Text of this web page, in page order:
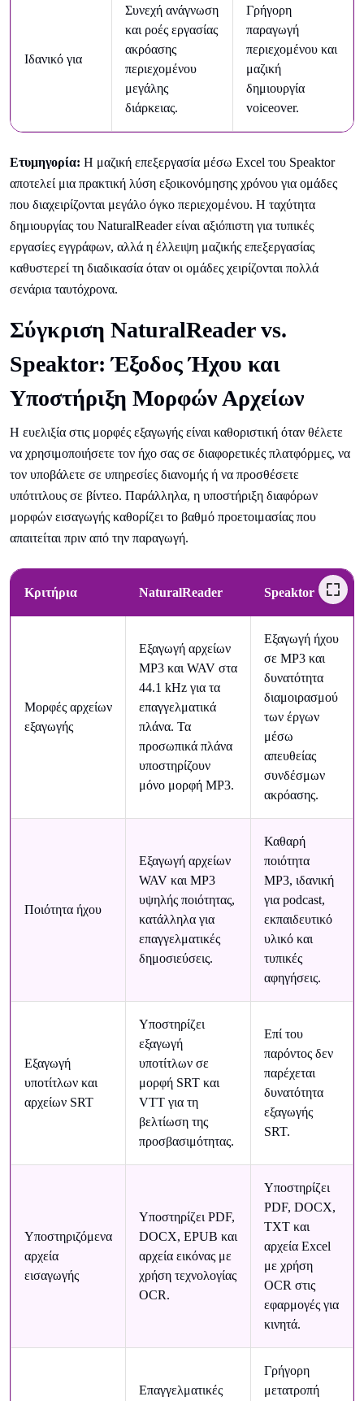
Ιδανικό για
Συνεχή ανάγνωση
και ροές εργασίας
ακρόασης
περιεχομένου
μεγάλης
διάρκειας.
Γρήγορη
παραγωγή
περιεχομένου και
μαζική
δημιουργία
voiceover.
Ετυμηγορία: Η μαζική επεξεργασία μέσω Excel του Speaktor
αποτελεί μια πρακτική λύση εξοικονόμησης χρόνου για ομάδες
που διαχειρίζονται μεγάλο όγκο περιεχομένου. Η ταχύτητα
δημιουργίας του NaturalReader είναι αξιόπιστη για τυπικές
εργασίες εγγράφων, αλλά η έλλειψη μαζικής επεξεργασίας
καθυστερεί τη διαδικασία όταν οι ομάδες χειρίζονται πολλά
σενάρια ταυτόχρονα.
Σύγκριση NaturalReader vs.
Speaktor: Έξοδος Ήχου και
Υποστήριξη Μορφών Αρχείων
Η ευελιξία στις μορφές εξαγωγής είναι καθοριστική όταν θέλετε
να χρησιμοποιήσετε τον ήχο σας σε διαφορετικές πλατφόρμες, να
τον υποβάλετε σε υπηρεσίες διανομής ή να προσθέσετε
υπότιτλους σε βίντεο. Παράλληλα, η υποστήριξη διαφόρων
μορφών εισαγωγής καθορίζει το βαθμό προετοιμασίας που
απαιτείται πριν από την παραγωγή.
Κριτήρια NaturalReader Speaktor
Μορφές αρχείων
εξαγωγής
Εξαγωγή αρχείων
MP3 και WAV στα
44.1 kHz για τα
επαγγελματικά
πλάνα. Τα
προσωπικά πλάνα
υποστηρίζουν
μόνο μορφή MP3.
Εξαγωγή ήχου
σε MP3 και
δυνατότητα
διαμοιρασμού
των έργων
μέσω
απευθείας
συνδέσμων
ακρόασης.
Ποιότητα ήχου
Εξαγωγή αρχείων
WAV και MP3
υψηλής ποιότητας,
κατάλληλα για
επαγγελματικές
δημοσιεύσεις.
Καθαρή
ποιότητα
MP3, ιδανική
για podcast,
εκπαιδευτικό
υλικό και
τυπικές
αφηγήσεις.
Εξαγωγή
υποτίτλων και
αρχείων SRT
Υποστηρίζει
εξαγωγή
υποτίτλων σε
μορφή SRT και
VTT για τη
βελτίωση της
προσβασιμότητας.
Επί του
παρόντος δεν
παρέχεται
δυνατότητα
εξαγωγής
SRT.
Υποστηριζόμενα
αρχεία
εισαγωγής
Υποστηρίζει PDF,
DOCX, EPUB και
αρχεία εικόνας με
χρήση τεχνολογίας
OCR.
Υποστηρίζει
PDF, DOCX,
TXT και
αρχεία Excel
με χρήση
OCR στις
εφαρμογές για
κινητά.
Επαγγελματικές
Γρήγορη
μετατροπή